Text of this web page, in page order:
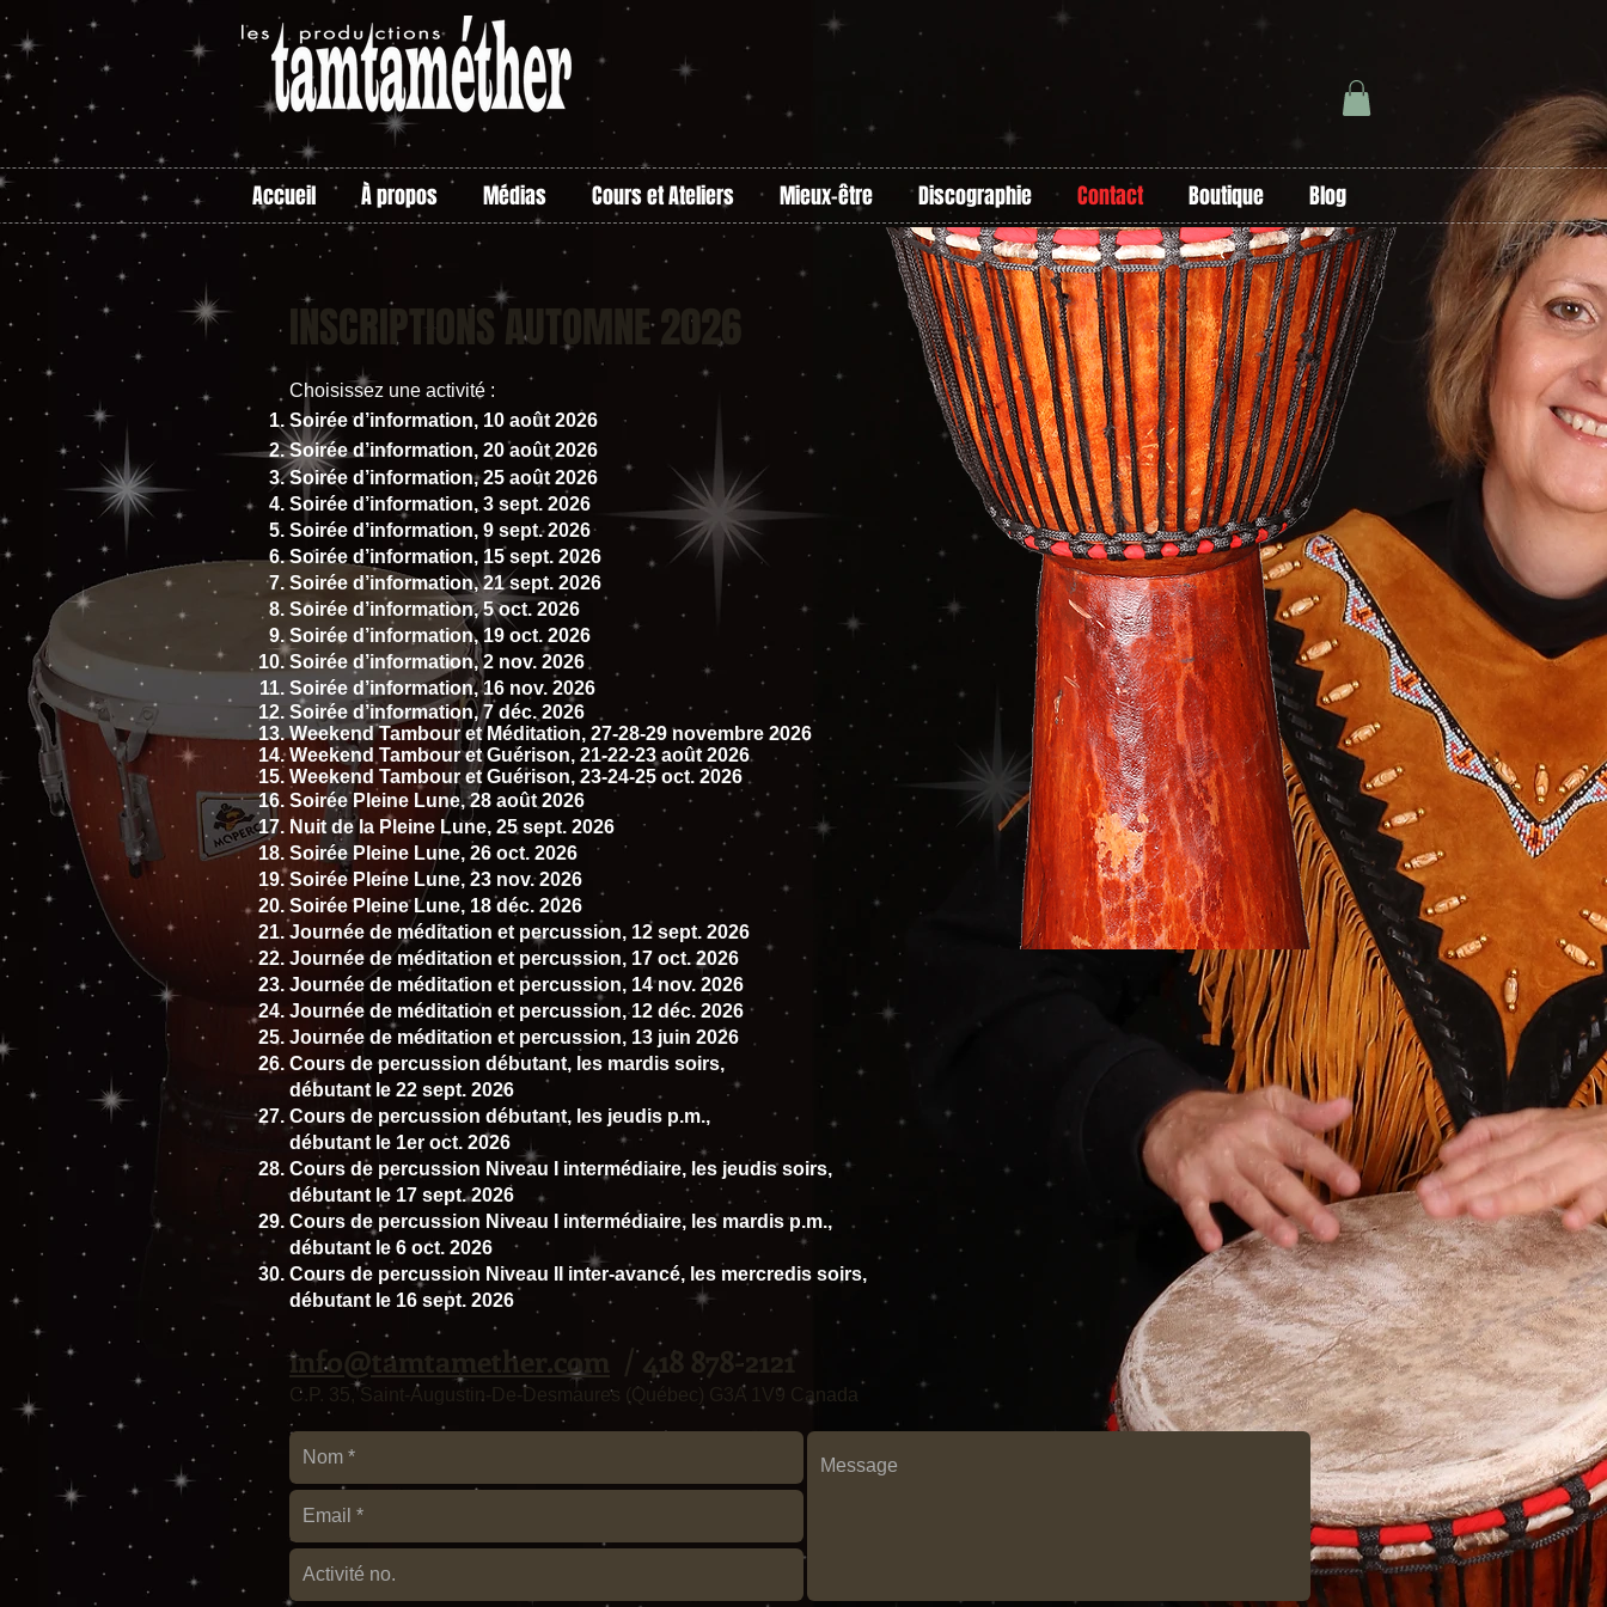
Accueil À propos Médias Cours et Ateliers Mieux-être Discographie Contact Boutique Blog
INSCRIPTIONS AUTOMNE 2026
Choisissez une activité :
Soirée d’information, 10 août 2026
Soirée d’information, 20août 2026
Soirée d’information, 25 août 2026
Soirée d’information, 3 sept. 2026
Soirée d’information, 9 sept. 2026
Soirée d’information, 15 sept. 2026
Soirée d’information, 21 sept. 2026
Soirée d’information, 5 oct. 2026
Soirée d’information, 19 oct. 2026
Soirée d’information, 2 nov. 2026
Soirée d’information, 16 nov. 2026
Soirée d’information,7 déc. 2026
Weekend Tambour et Méditation, 27-28-29 novembre 2026
Weekend Tambour et Guérison, 21-22-23 août 2026
Weekend Tambour et Guérison, 23-24-25 oct. 2026
Soirée Pleine Lune, 28 août 2026
Nuit de la Pleine Lune, 25 sept. 2026
Soirée Pleine Lune, 26 oct. 2026
Soirée Pleine Lune, 23 nov. 2026
Soirée Pleine Lune, 18 déc. 2026
Journée de méditation et percussion, 12 sept. 2026
Journée de méditation et percussion, 17 oct. 2026
Journée de méditation et percussion, 14 nov. 2026
Journée de méditation et percussion, 12 déc. 2026
Journée de méditation et percussion, 13 juin 2026
Cours de percussion débutant, les mardis soirs,
débutant le 22 sept. 2026
Cours de percussion débutant, les jeudis p.m.,
débutant le 1er oct. 2026
Cours de percussion Niveau I intermédiaire, les jeudis soirs,
débutant le 17 sept. 2026
Cours de percussion Niveau I intermédiaire, les mardis p.m.,
débutant le 6 oct. 2026
Cours de percussion Niveau II inter-avancé, les mercredis soirs,
débutant le 16 sept. 2026
info@tamtamether.com ​​​ / 418 878-2121
C.P. 35, Saint-Augustin-De-Desmaures (Québec) G3A 1V9 Canada